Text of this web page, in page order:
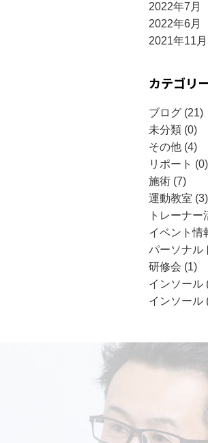
2022年7月
2022年6月
2021年11月
カテゴリ
ブログ (21)
未分類 (0)
その他 (4)
リポート (0)
施術 (7)
運動教室 (3)
トレーナー
イベント情
パーソナル
研修会 (1)
インソール
インソール